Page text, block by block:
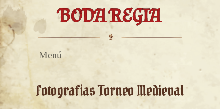
BODA REGIA
Menú
Fotografías Torneo Medieval